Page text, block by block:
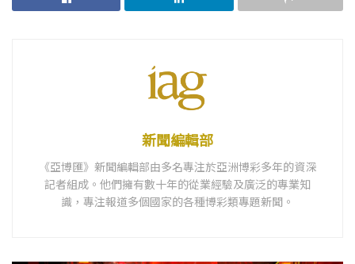
新聞編輯部
《亞博匯》新聞編輯部由多名專注於亞洲博彩多年的資深
記者組成。他們擁有數十年的從業經驗及廣泛的專業知
識，專注報道多個國家的各種博彩類專題新聞。